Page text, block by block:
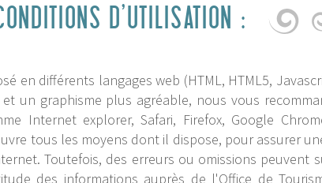
D’UTILISATION :
en différents langages web (HTML, HTML5,
un graphisme plus agréable, nous vous
Internet explorer, Safari, Firefox, Google
tous les moyens dont il dispose, pour assurer
Toutefois, des erreurs ou omissions peuvent
des informations auprès de l'Office de